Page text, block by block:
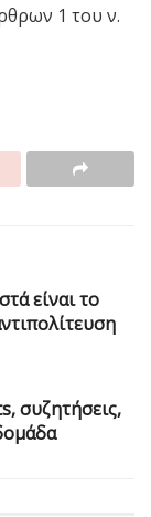
1 του ν.
είναι το
συζητήσεις,